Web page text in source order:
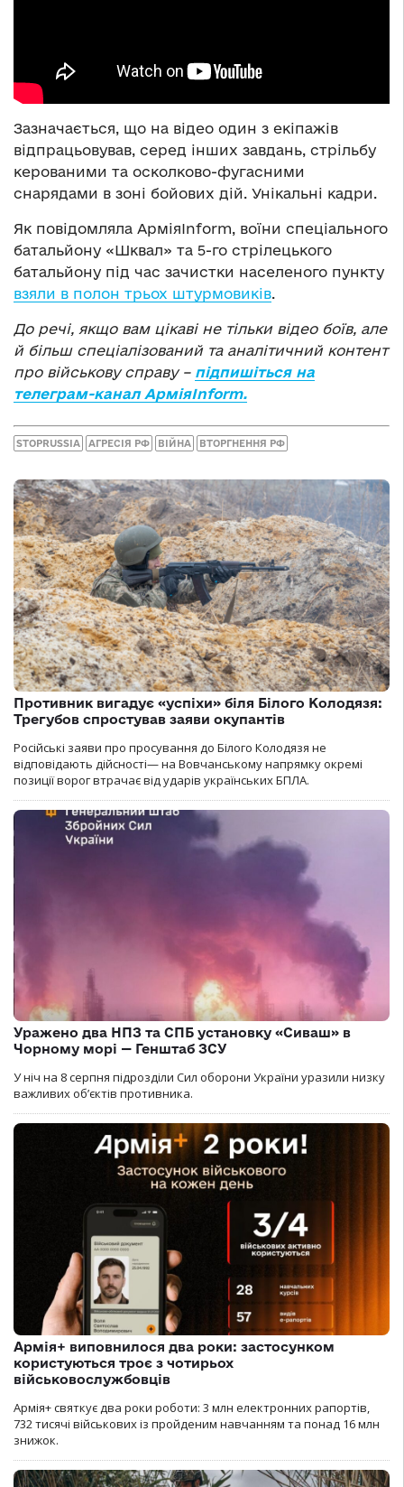
Зазначається, що на відео один з екіпажів
відпрацьовував, серед інших завдань, стрільбу
керованими та осколково-фугасними
снарядами в зоні бойових дій. Унікальні кадри.
Як повідомляла АрміяInform, воїни спеціального
батальйону «Шквал» та 5-го стрілецького
батальйону під час зачистки населеного пункту
взяли в полон трьох штурмовиків
До речі, якщо вам цікаві не тільки відео боїв, але
й більш спеціалізований та аналітичний контент
про військову справу – підпишіться на
телеграм-канал АрміяInform.
STOPRUSSIA АГРЕСІЯ РФ ВІЙНА ВТОРГНЕННЯ РФ
Противник вигадує «успіхи» біля Білого Колодязя:
Трегубов спростував заяви окупантів
Російські заяви про просування до Білого Колодязя не
відповідають дійсності— на Вовчанському напрямку окремі
позиції ворог втрачає від ударів українських БПЛА.
Уражено два НПЗ та СПБ установку «Сиваш» в
Чорному морі — Генштаб ЗСУ
У ніч на 8 серпня підрозділи Сил оборони України уразили низку
важливих об’єктів противника.
Армія+ виповнилося два роки: застосунком
користуються троє з чотирьох
військовослужбовців
Армія+ святкує два роки роботи: 3 млн електронних рапортів,
732 тисячі військових із пройденим навчанням та понад 16 млн
знижок.